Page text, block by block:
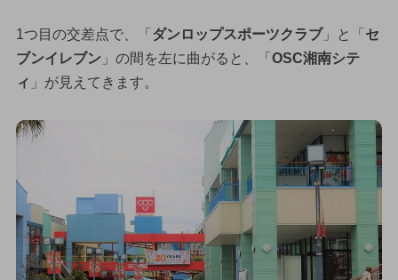
1つ目の交差点で、「 ダンロップスポーツクラブ」と「 セ
ブンイレブン 」の間を左に曲がると、「 OSC湘南シテ
ィ 」が見えてきます。